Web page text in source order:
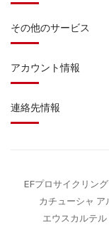
その他のサービス
アカウント情報
連絡先情報
EFプロサイクリング
カチューシャ ア
エウスカルテ